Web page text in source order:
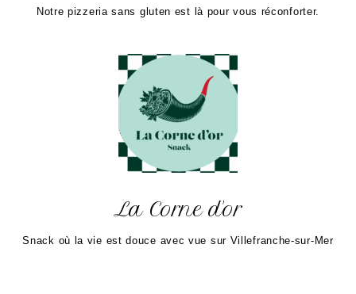
Notre pizzeria sans gluten est là pour vous réconforter.
La Corne d'or
Snack où la vie est douce avec vue sur Villefranche-sur-Mer